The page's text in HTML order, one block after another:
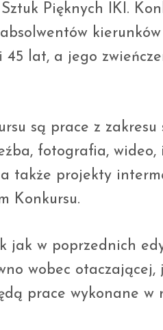
Pięknych IKI.
kierunków
45 lat, a jego
są prace z
fotografia,
a także projekty
Konkursu.
jak w poprzednich
wobec otaczającej,
prace wykonane w